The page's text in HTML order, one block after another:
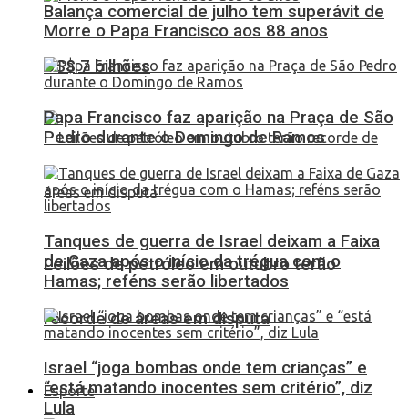
Balança comercial de julho tem superávit de
US$ 7 bilhões
Leilões de petróleo em outubro terão
recorde de áreas em disputa
Esporte
Morre o Papa Francisco aos 88 anos
Papa Francisco faz aparição na Praça de São
Pedro durante o Domingo de Ramos
Tanques de guerra de Israel deixam a Faixa
de Gaza após o início da trégua com o
Hamas; reféns serão libertados
Israel “joga bombas onde tem crianças” e
“está matando inocentes sem critério”, diz
Lula